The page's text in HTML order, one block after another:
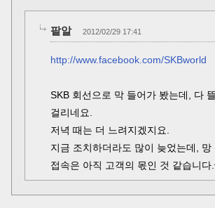
팥알 2012/02/29 17:41
http://www.facebook.com/SKBworld
SKB 회선으로 막 들어가 봤는데, 다
걸리네요.
저녁 때는 더 느려지겠지요.
지금 조치하더라도 많이 늦었는데, 망
접속은 아직 고객의 몫인 것 같습니다